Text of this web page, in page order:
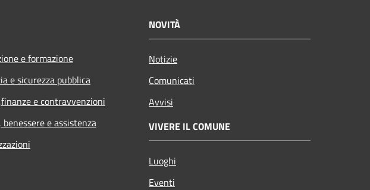
e formazione
e sicurezza pubblica
e contravvenzioni
e assistenza
NOVITÀ
Notizie
Comunicati
Avvisi
VIVERE IL COMUNE
Luoghi
Eventi